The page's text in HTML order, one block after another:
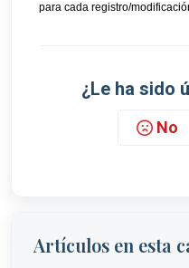
para cada registro/
¿Le ha sido
No
Artículos en esta